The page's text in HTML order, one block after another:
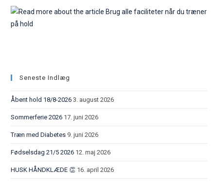
Seneste Indlæg
Åbent hold 18/8-2026 3. august 2026
Sommerferie 2026 17. juni 2026
Træn med Diabetes 9. juni 2026
Fødselsdag 21/5 2026 12. maj 2026
HUSK HÅNDKLÆDE 👏 16. april 2026